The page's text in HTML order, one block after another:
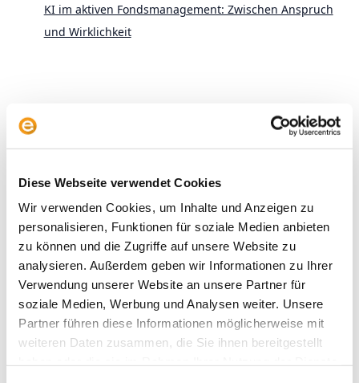
Diese Webseite verwendet Cookies
Wir verwenden Cookies, um Inhalte und Anzeigen zu
personalisieren, Funktionen für soziale Medien anbieten
zu können und die Zugriffe auf unsere Website zu
analysieren. Außerdem geben wir Informationen zu Ihrer
Verwendung unserer Website an unsere Partner für
soziale Medien, Werbung und Analysen weiter. Unsere
Partner führen diese Informationen möglicherweise mit
weiteren Daten zusammen, die Sie ihnen bereitgestellt
KI im aktiven Fondsmanagement: Zwischen Anspruch
und Wirklichkeit
Archive
2026
2025
2024
2023
2022
2021